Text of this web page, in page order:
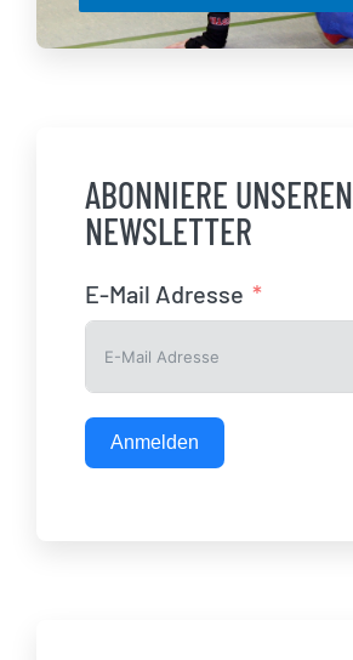
ABONNIERE UNSEREN
NEWSLETTER
E-Mail Adresse
Anmelden